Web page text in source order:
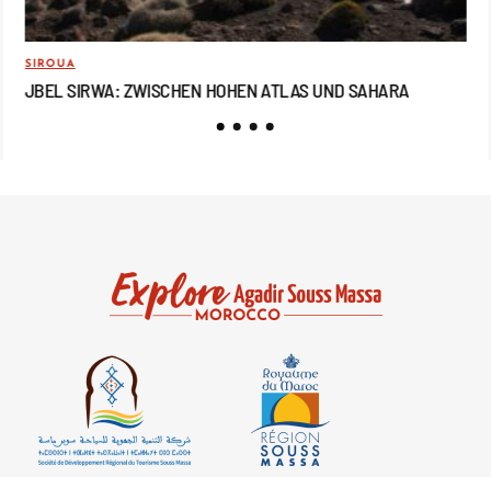
SIROUA
JBEL SIRWA: ZWISCHEN HOHEN ATLAS UND SAHARA